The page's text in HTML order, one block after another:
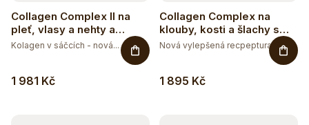
Collagen Complex II na
pleť, vlasy a nehty a
vitalitu s příchutí mango-
1 981 Kč
Kolagen v sáčcích - nová...
Collagen Complex na
klouby, kosti a šlachy s
příchutí mango-maracuja
1 895 Kč
Nová vylepšená recpeptura -...